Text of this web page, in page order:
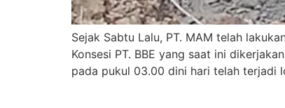
Sejak Sabtu Lalu, PT. MAM telah
Konsesi PT. BBE yang saat ini
pada pukul 03.00 dini hari telah terjadi